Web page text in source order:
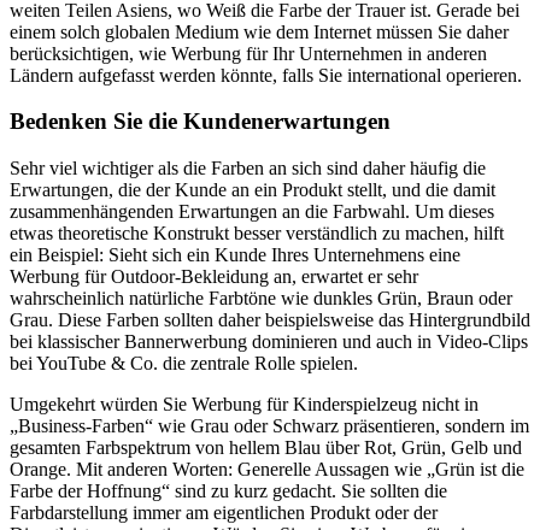
weiten Teilen Asiens, wo Weiß die Farbe der Trauer ist. Gerade bei
einem solch globalen Medium wie dem Internet müssen Sie daher
berücksichtigen, wie Werbung für Ihr Unternehmen in anderen
Ländern aufgefasst werden könnte, falls Sie international operieren.
Bedenken Sie die Kundenerwartungen
Sehr viel wichtiger als die Farben an sich sind daher häufig die
Erwartungen, die der Kunde an ein Produkt stellt, und die damit
zusammenhängenden Erwartungen an die Farbwahl. Um dieses
etwas theoretische Konstrukt besser verständlich zu machen, hilft
ein Beispiel: Sieht sich ein Kunde Ihres Unternehmens eine
Werbung für Outdoor-Bekleidung an, erwartet er sehr
wahrscheinlich natürliche Farbtöne wie dunkles Grün, Braun oder
Grau. Diese Farben sollten daher beispielsweise das Hintergrundbild
bei klassischer Bannerwerbung dominieren und auch in Video-Clips
bei YouTube & Co. die zentrale Rolle spielen.
Umgekehrt würden Sie Werbung für Kinderspielzeug nicht in
„Business-Farben“ wie Grau oder Schwarz präsentieren, sondern im
gesamten Farbspektrum von hellem Blau über Rot, Grün, Gelb und
Orange. Mit anderen Worten: Generelle Aussagen wie „Grün ist die
Farbe der Hoffnung“ sind zu kurz gedacht. Sie sollten die
Farbdarstellung immer am eigentlichen Produkt oder der